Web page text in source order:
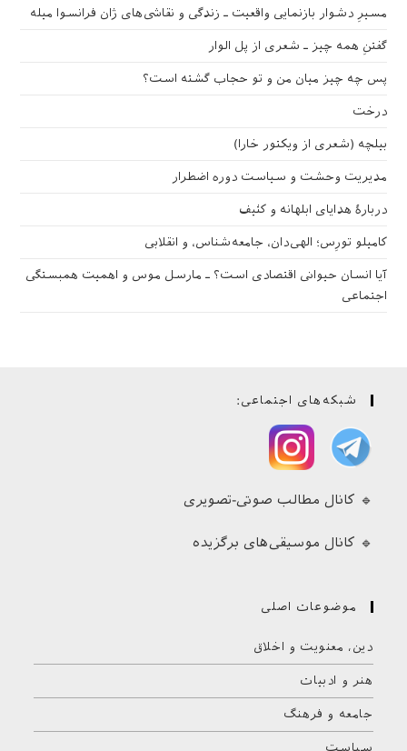
مسیرِ دشوار بازنمایی واقعیت ـ زندگی و نقاشی‌های ژان فرانسوا میله
گفتنِ همه چیز ـ شعری از پل الوار
پس چه چیز میان من و تو حجاب گشته است؟
درخت
بیلچه (شعری از ویکتور خارا)
مدیریت وحشت و سیاست دوره اضطرار
دربارهٔ هدایای ابلهانه و کثیف
کامیلو تورِس؛ الهی‌دان، جامعه‌شناس، و انقلابی
آیا انسان حیوانی اقتصادی است؟ ـ مارسل موس و اهمیت همبستگی
اجتماعی
شبکه‌های اجتماعی:
🔹 کانال مطالب صوتی-تصویری
🔹 کانال موسیقی‌های برگزیده
موضوعات اصلی
دین، معنویت و اخلاق
هنر و ادبیات
جامعه و فرهنگ
سیاست